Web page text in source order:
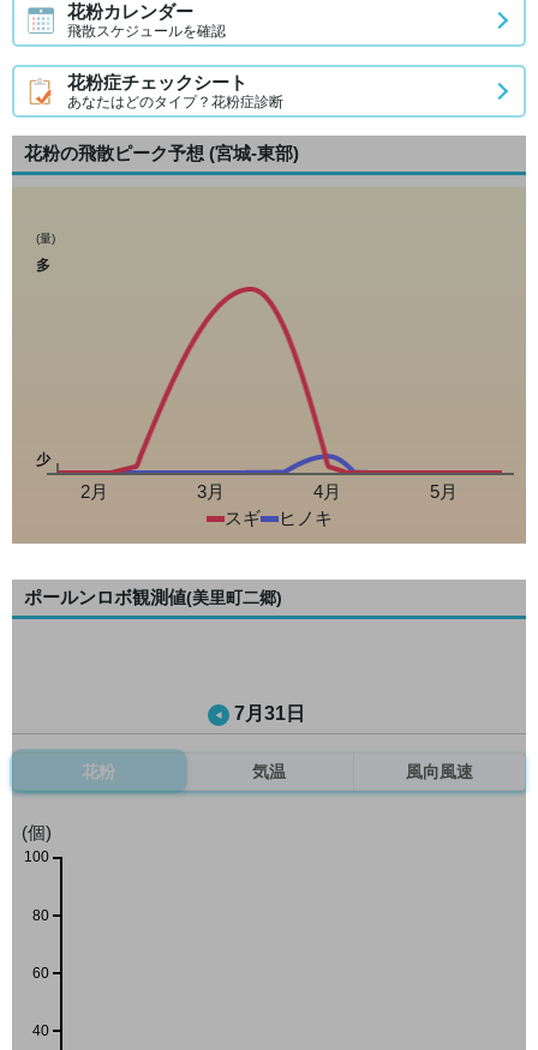
花粉カレンダー
飛散スケジュールを確認
花粉症チェックシート
あなたはどのタイプ？花粉症診断
花粉の飛散ピーク予想 (宮城-東部)
(量)
多
少
2月 3月 4月
5月
スギ
ヒノキ
ポールンロボ観測値(美里町二郷)
7月31日
花粉 気温 風向風速
(個)
40
60
80
100